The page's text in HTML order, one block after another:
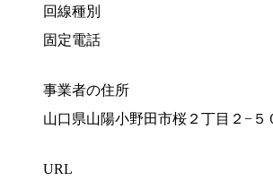
回線種別
固定電話
事業者の住所
山口県山陽小野田市桜２丁目２−５
URL